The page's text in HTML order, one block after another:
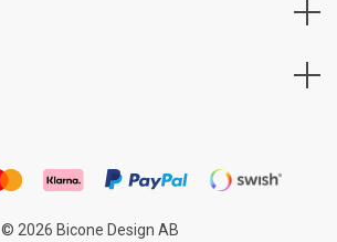
© 2026 Bicone Design AB